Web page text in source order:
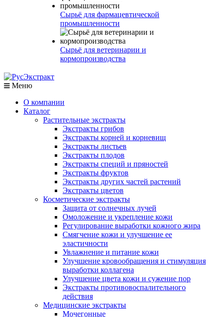
Сырьё для фармацевтической
промышленности
Сырьё для ветеринарии и
кормопроизводства
Меню
О компании
Каталог
Растительные экстракты
Экстракты грибов
Экстракты корней и корневищ
Экстракты листьев
Экстракты плодов
Экстракты специй и пряностей
Экстракты фруктов
Экстракты других частей растений
Экстракты цветов
Косметические экстракты
Защита от солнечных лучей
Омоложение и укрепление кожи
Регулирование выработки кожного жира
Смягчение кожи и улучшение ее
эластичности
Увлажнение и питание кожи
Улучшение кровообращения и стимуляция
выработки коллагена
Улучшение цвета кожи и сужение пор
Экстракты противовоспалительного
действия
Медицинские экстракты
Мочегонные